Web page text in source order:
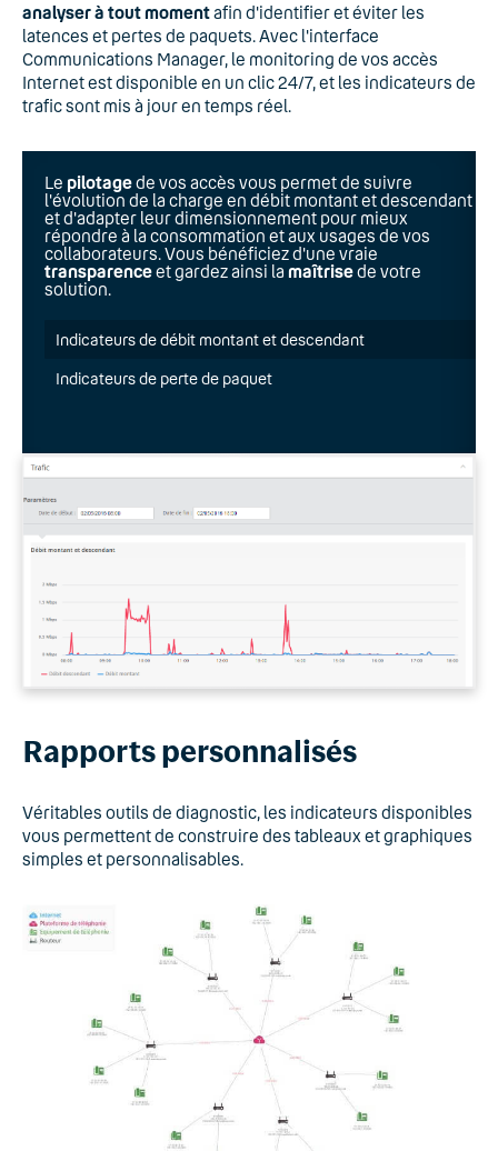
analyser à tout momentafin d'identifier et éviter les
latences et pertes de paquets. Avec l'interface
Communications Manager, le monitoring de vos accès
Internet est disponible en un clic 24/7, et les indicateurs de
trafic sont mis à jour en temps réel.
Le pilotagede vos accès vous permet de suivre
l'évolution de la charge en débit montant et descendant
et d'adapter leur dimensionnement pour mieux
répondre à la consommation et aux usages de vos
collaborateurs. Vous bénéficiez d'une vraie
transparenceet gardez ainsi la maîtrisede votre
solution.
Indicateurs de débit montant et descendant
Indicateurs de perte de paquet
Rapports personnalisés
Véritables outils de diagnostic, les indicateurs disponibles
vous permettent de construire des tableaux et graphiques
simples et personnalisables.